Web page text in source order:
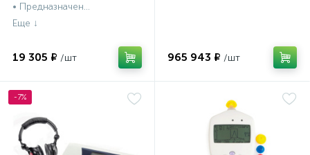
• Предназначен...
19 305 ₽ 965 943 ₽
-7%